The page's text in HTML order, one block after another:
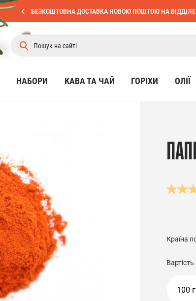
БЕЗКОШТОВНА ДОСТАВКА НОВОЮ ПОШТОЮ НА
НАБОРИ КАВА ТА ЧАЙ ГОРІХИ ОЛІЇ
Країна
Вартість
100 г